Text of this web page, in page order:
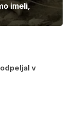
imeli,
v